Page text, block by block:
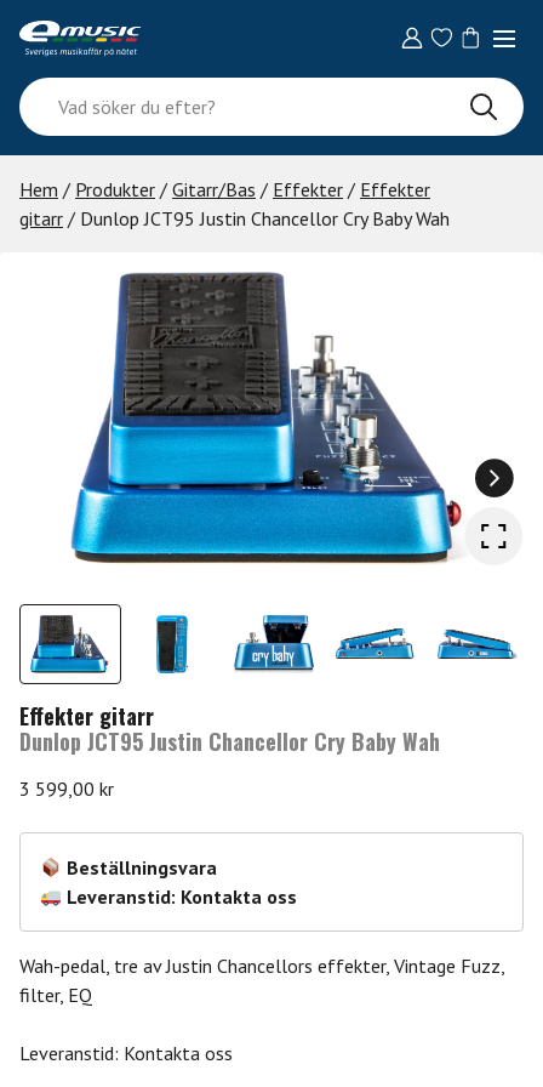
content
Vad
söker
du
efter?
Hem / Produkter / Gitarr/Bas / Effekter / Effekter
gitarr / Dunlop JCT95 Justin Chancellor Cry Baby Wah
Effekter gitarr
Dunlop JCT95 Justin Chancellor Cry Baby Wah
3 599,00 kr
Beställningsvara
Leveranstid: Kontakta oss
Wah-pedal, tre av Justin Chancellors effekter, Vintage Fuzz,
filter, EQ
Leveranstid: Kontakta oss